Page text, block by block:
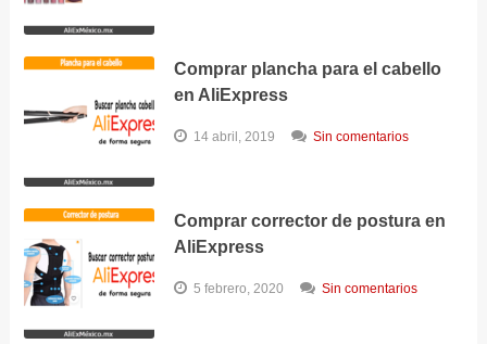
Comprar plancha para el cabello
en AliExpress
14 abril, 2019 Sin comentarios
Comprar corrector de postura en
AliExpress
5 febrero, 2020 Sin comentarios